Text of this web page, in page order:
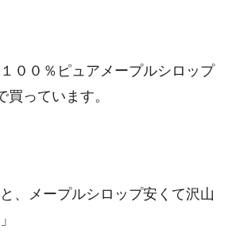
００％ピュアメープルシロップ
買っています。
と、メープルシロップ安くて沢山